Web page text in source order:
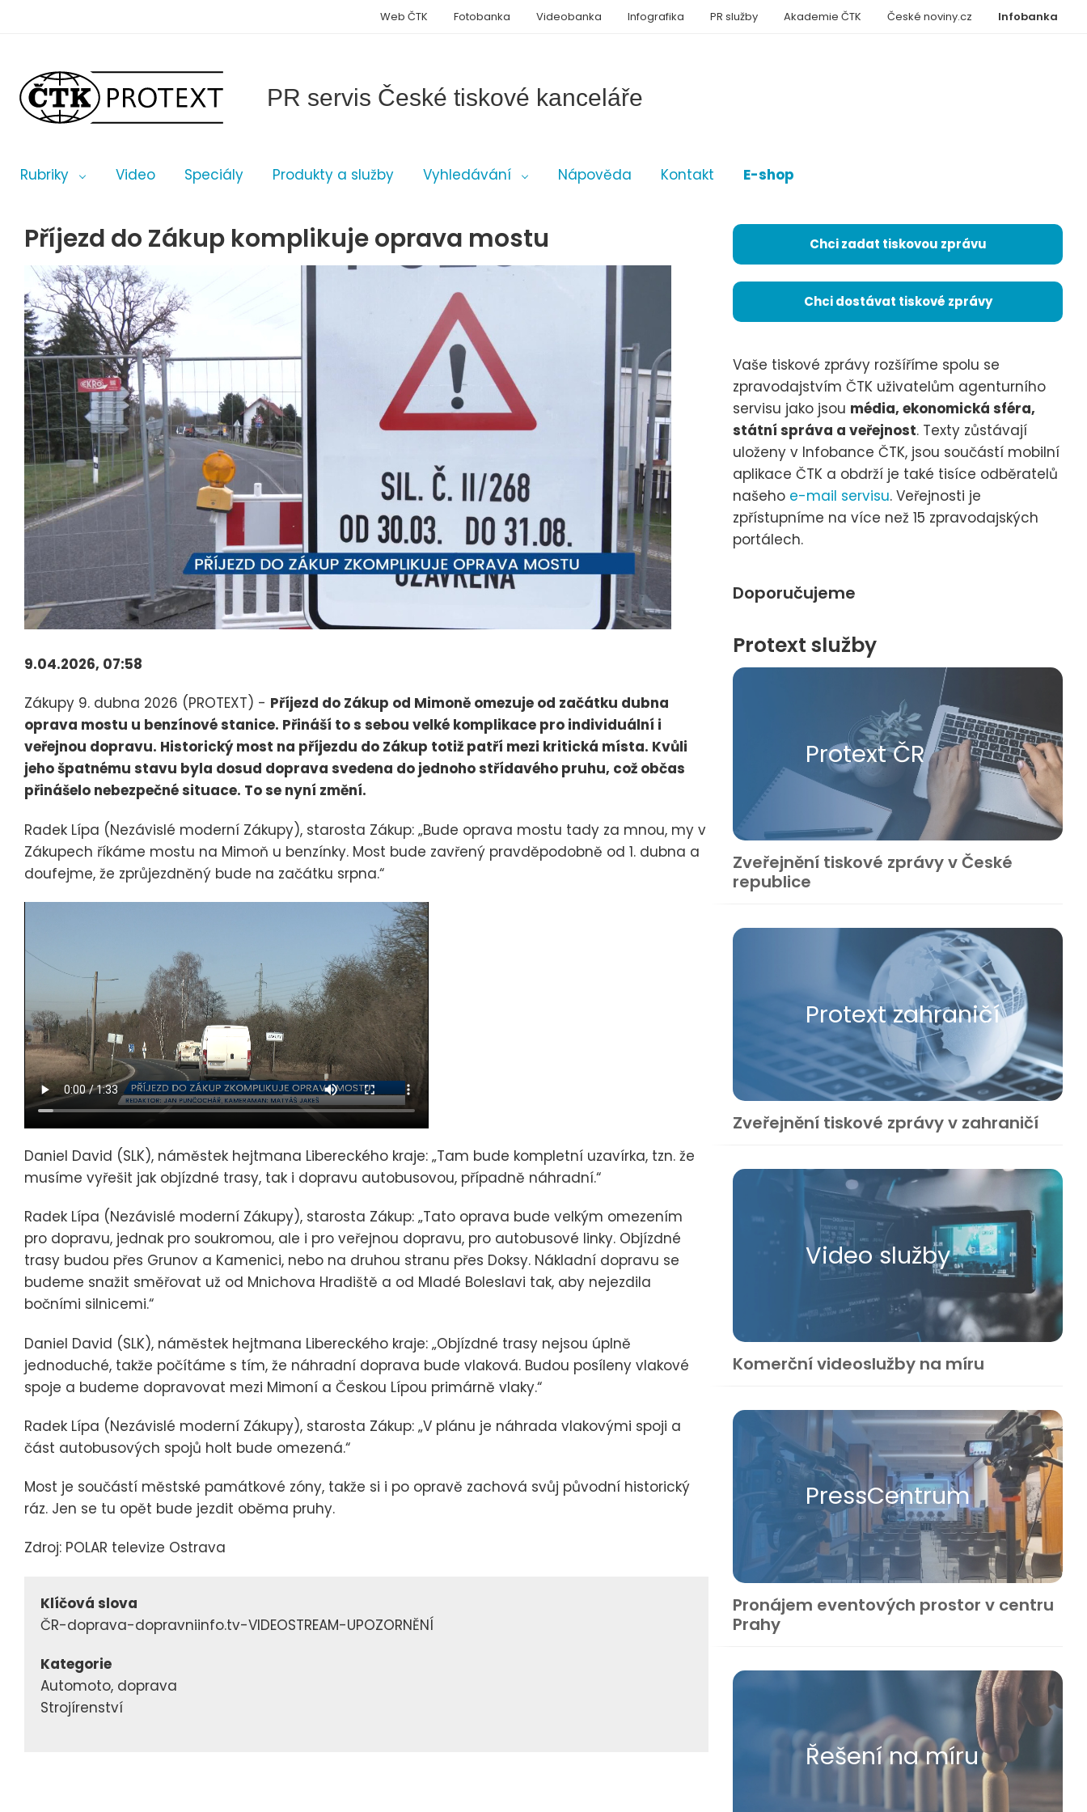
PR servis České tiskové kanceláře
Rubriky Video Speciály Produkty a služby Vyhledávání Nápověda Kontakt E-shop
Infobanka
Web ČTK Fotobanka Videobanka Infografika PR služby Akademie ČTK České noviny.cz
Příjezd do Zákup komplikuje oprava mostu
9.04.2026, 07:58
Zákupy 9. dubna 2026 (PROTEXT) - Příjezd do Zákup od Mimoně omezuje od začátku dubna
oprava mostu u benzínové stanice. Přináší to s sebou velké komplikace pro individuální i
veřejnou dopravu. Historický most na příjezdu do Zákup totiž patří mezi kritická místa. Kvůli
jeho špatnému stavu byla dosud doprava svedena do jednoho střídavého pruhu, což občas
přinášelo nebezpečné situace. To se nyní změní.
Radek Lípa (Nezávislé moderní Zákupy), starosta Zákup: „Bude oprava mostu tady za mnou, my v
Zákupech říkáme mostu na Mimoň u benzínky. Most bude zavřený pravděpodobně od 1. dubna a
doufejme, že zprůjezdněný bude na začátku srpna.“
Daniel David (SLK), náměstek hejtmana Libereckého kraje: „Tam bude kompletní uzavírka, tzn. že
musíme vyřešit jak objízdné trasy, tak i dopravu autobusovou, případně náhradní.“
Radek Lípa (Nezávislé moderní Zákupy), starosta Zákup: „Tato oprava bude velkým omezením
pro dopravu, jednak pro soukromou, ale i pro veřejnou dopravu, pro autobusové linky. Objízdné
trasy budou přes Grunov a Kamenici, nebo na druhou stranu přes Doksy. Nákladní dopravu se
budeme snažit směřovat už od Mnichova Hradiště a od Mladé Boleslavi tak, aby nejezdila
bočními silnicemi.“
Daniel David (SLK), náměstek hejtmana Libereckého kraje: „Objízdné trasy nejsou úplně
jednoduché, takže počítáme s tím, že náhradní doprava bude vlaková. Budou posíleny vlakové
spoje a budeme dopravovat mezi Mimoní a Českou Lípou primárně vlaky.“
Radek Lípa (Nezávislé moderní Zákupy), starosta Zákup: „V plánu je náhrada vlakovými spoji a
část autobusových spojů holt bude omezená.“
Most je součástí městské památkové zóny, takže si i po opravě zachová svůj původní historický
ráz. Jen se tu opět bude jezdit oběma pruhy.
Zdroj: POLAR televize Ostrava
Klíčová slova
ČR-doprava-dopravniinfo.tv-VIDEOSTREAM-UPOZORNĚNÍ
Kategorie
Automoto, doprava
Strojírenství
Chci zadat tiskovou zprávu
Chci dostávat tiskové zprávy
Vaše tiskové zprávy rozšíříme spolu se
zpravodajstvím ČTK uživatelům agenturního
servisu jako jsou média, ekonomická sféra,
státní správa a veřejnost. Texty zůstávají
uloženy v Infobance ČTK, jsou součástí mobilní
aplikace ČTK a obdrží je také tisíce odběratelů
našeho e-mail servisu. Veřejnosti je
zpřístupníme na více než 15 zpravodajských
portálech.
Doporučujeme
Protext služby
Protext ČR
Zveřejnění tiskové zprávy v České
republice
Protext zahraničí
Zveřejnění tiskové zprávy v zahraničí
Video služby
Komerční videoslužby na míru
Press​Centrum
Pronájem eventových prostor v centru
Prahy
Řešení na míru